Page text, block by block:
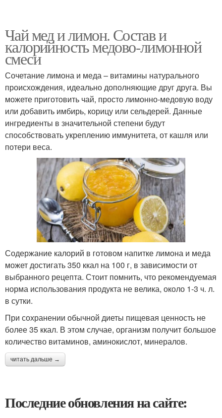
Чай мед и лимон. Состав и
калорийность медово-лимонной
смеси
Сочетание лимона и меда – витамины натурального
происхождения, идеально дополняющие друг друга. Вы
можете приготовить чай, просто лимонно-медовую воду
или добавить имбирь, корицу или сельдерей. Данные
ингредиенты в значительной степени будут
способствовать укреплению иммунитета, от кашля или
потери веса.
Содержание калорий в готовом напитке лимона и меда
может достигать 350 ккал на 100 г, в зависимости от
выбранного рецепта. Стоит помнить, что рекомендуемая
норма использования продукта не велика, около 1-3 ч. л.
в сутки.
При сохранении обычной диеты пищевая ценность не
более 35 ккал. В этом случае, организм получит большое
количество витаминов, аминокислот, минералов.
читать дальше →
Последние обновления на сайте: